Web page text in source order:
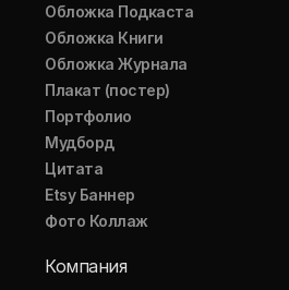
Обложка Подкаста
Обложка Книги
Обложка Журнала
Плакат (постер)
Портфолио
Мудборд
Цитата
Etsy Баннер
Фото Коллаж
Компания